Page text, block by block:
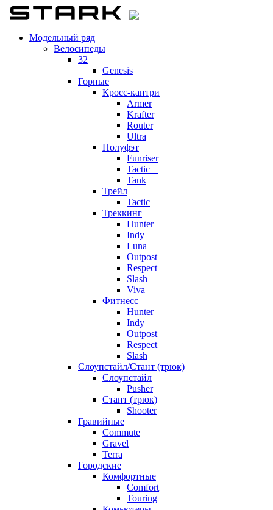
Модельный ряд
Велосипеды
32
Genesis
Горные
Кросс-кантри
Armer
Krafter
Router
Ultra
Полуфэт
Funriser
Tactic +
Tank
Трейл
Tactic
Треккинг
Hunter
Indy
Luna
Outpost
Respect
Slash
Viva
Фитнесс
Hunter
Indy
Outpost
Respect
Slash
Слоупстайл/Стант (трюк)
Слоупстайл
Pusher
Стант (трюк)
Shooter
Гравийные
Commute
Gravel
Terra
Городские
Комфортные
Comfort
Touring